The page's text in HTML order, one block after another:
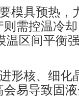
模具预热
需控温冷
温区间平衡
形核、细
易导致固